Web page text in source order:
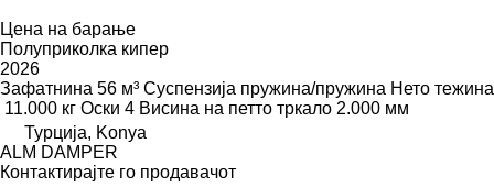
Цена на барање
Полуприколка кипер
2026
Зафатнина 56 м³ Суспензија пружина/пружина Нето тежина
11.000 кг Оски 4 Висина на петто тркало 2.000 мм
Турција, Konya
ALM DAMPER
Контактирајте го продавачот